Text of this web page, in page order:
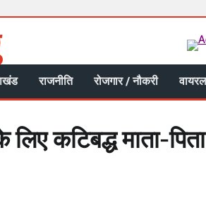
राजनीति रोजगार / नौकरी
कटिबद्ध माता-